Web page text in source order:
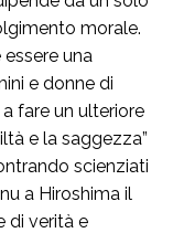
morale.
una
e donne di
fare un ulteriore
e la saggezza”
scienziati
a Hiroshima il
di verità e